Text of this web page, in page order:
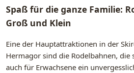
Spaß für die ganze Familie:
Groß und Klein
Eine der Hauptattraktionen in der
Hermagor sind die Rodelbahnen,
auch für Erwachsene ein